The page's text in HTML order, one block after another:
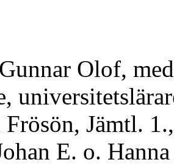
Olof,
Jämtl.
E. o.